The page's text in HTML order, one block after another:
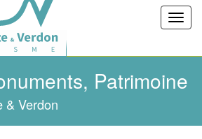
Patrimoine
& Verdon